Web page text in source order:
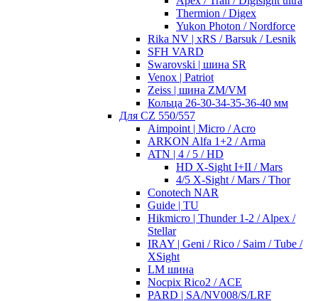
Thermion / Digex
Yukon Photon / Nordforce
Rika NV | xRS / Barsuk / Lesnik
SFH VARD
Swarovski | шина SR
Venox | Patriot
Zeiss | шина ZM/VM
Кольца 26-30-34-35-36-40 мм
Для CZ 550/557
Aimpoint | Micro / Acro
ARKON Alfa 1+2 / Arma
ATN | 4 / 5 / HD
HD X-Sight I+II / Mars
4/5 X-Sight / Mars / Thor
Conotech NAR
Guide | TU
Hikmicro | Thunder 1-2 / Alpex /
Stellar
IRAY | Geni / Rico / Saim / Tube /
XSight
LM шина
Nocpix Rico2 / ACE
PARD | SA/NV008/S/LRF